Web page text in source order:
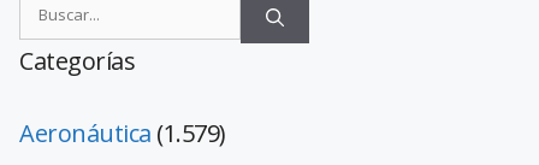
Categorías
Aeronáutica (1.579)